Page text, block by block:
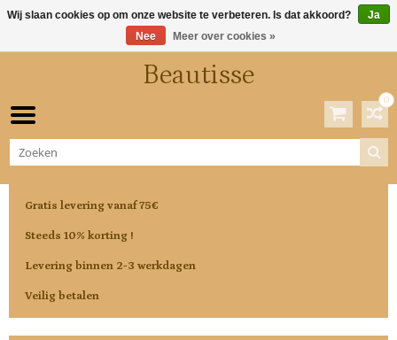
Beautisse
0
Gratis levering vanaf 75€
Steeds 10% korting !
Levering binnen 2-3 werkdagen
Veilig betalen
Wij slaan cookies op om onze website te verbeteren. Is dat akkoord?
Ja
Nee
Meer over cookies »